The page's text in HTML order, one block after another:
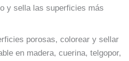
y sella las superficies más
porosas, colorear y sellar
en madera, cuerina, telgopor,